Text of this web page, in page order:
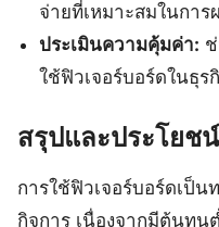
จ่ายที่เหมาะสมในการ
ประเมินความคุ้มค่า:
ใช้ฟิวเจอร์บอร์ดในธุร
สรุปและประโยช
การใช้ฟิวเจอร์บอร์ดเป็น
กิจการ เนื่องจากมีต้นทุน